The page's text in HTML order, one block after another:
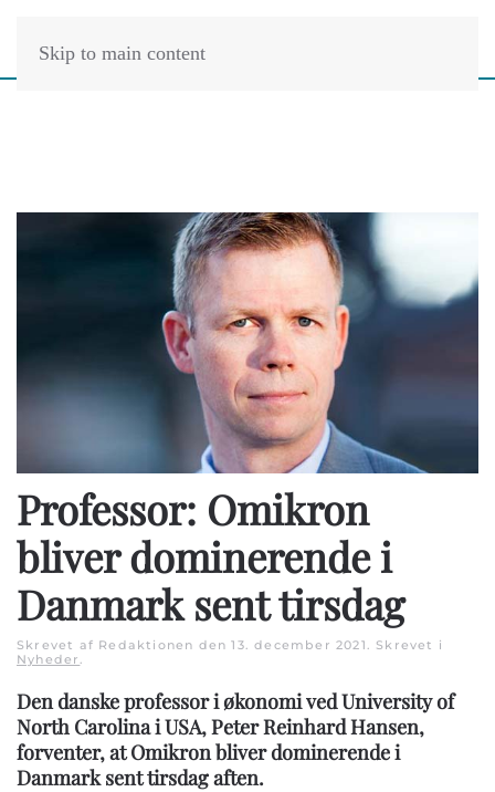
Skip to main content
Professor: Omikron
bliver dominerende i
Danmark sent tirsdag
Skrevet af Redaktionen den13. december 2021
. Skrevet i
Nyheder
Den danske professor i økonomi ved University of
North Carolina i USA, Peter Reinhard Hansen,
forventer, at Omikron bliver dominerende i
Danmark sent tirsdag aften.